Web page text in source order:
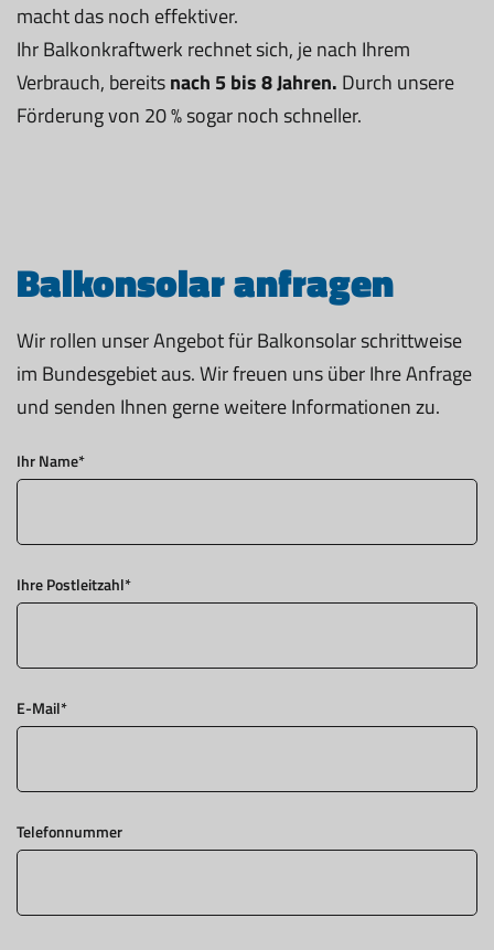
macht das noch effektiver.
Ihr Balkonkraftwerk rechnet sich, je nach Ihrem
Verbrauch, bereitsnach 5 bis 8 Jahren. Durch unsere
Förderung von 20 % sogar noch schneller.
Balkonsolar anfragen
Wir rollen unser Angebot für Balkonsolar schrittweise
im Bundesgebiet aus. Wir freuen uns über Ihre Anfrage
und senden Ihnen gerne weitere Informationen zu.
Ihr Name*
Ihre Postleitzahl*
E-Mail*
Telefonnummer